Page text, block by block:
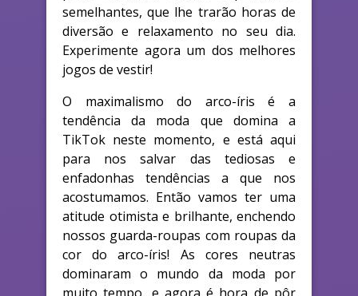
semelhantes, que lhe trarão horas de
diversão e relaxamento no seu dia.
Experimente agora um dos melhores
jogos de vestir!
O maximalismo do arco-íris é a
tendência da moda que domina a
TikTok neste momento, e está aqui
para nos salvar das tediosas e
enfadonhas tendências a que nos
acostumamos. Então vamos ter uma
atitude otimista e brilhante, enchendo
nossos guarda-roupas com roupas da
cor do arco-íris! As cores neutras
dominaram o mundo da moda por